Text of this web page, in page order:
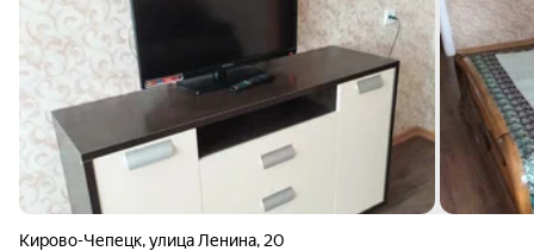
Кирово-Чепецк,улица Ленина, 20